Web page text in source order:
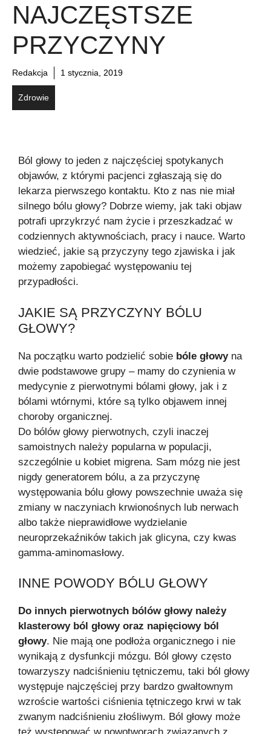
NAJCZĘSTSZE
PRZYCZYNY
Redakcja 1 stycznia, 2019
Zdrowie
Ból głowy to jeden z najczęściej spotykanych
objawów, z którymi pacjenci zgłaszają się do
lekarza pierwszego kontaktu. Kto z nas nie miał
silnego bólu głowy? Dobrze wiemy, jak taki objaw
potrafi uprzykrzyć nam życie i przeszkadzać w
codziennych aktywnościach, pracy i nauce. Warto
wiedzieć, jakie są przyczyny tego zjawiska i jak
możemy zapobiegać występowaniu tej
przypadłości.
JAKIE SĄ PRZYCZYNY BÓLU
GŁOWY?
Na początku warto podzielić sobie bóle głowyna
dwie podstawowe grupy – mamy do czynienia w
medycynie z pierwotnymi bólami głowy, jak i z
bólami wtórnymi, które są tylko objawem innej
choroby organicznej.
Do bólów głowy pierwotnych, czyli inaczej
samoistnych należy popularna w populacji,
szczególnie u kobiet migrena. Sam mózg nie jest
nigdy generatorem bólu, a za przyczynę
występowania bólu głowy powszechnie uważa się
zmiany w naczyniach krwionośnych lub nerwach
albo także nieprawidłowe wydzielanie
neuroprzekaźników takich jak glicyna, czy kwas
gamma-aminomasłowy.
INNE POWODY BÓLU GŁOWY
Do innych pierwotnych bólów głowy należy
klasterowy ból głowy oraz napięciowy ból
głowy. Nie mają one podłoża organicznego i nie
wynikają z dysfunkcji mózgu. Ból głowy często
towarzyszy nadciśnieniu tętniczemu, taki ból głowy
występuje najczęściej przy bardzo gwałtownym
wzroście wartości ciśnienia tętniczego krwi w tak
zwanym nadciśnieniu złośliwym. Ból głowy może